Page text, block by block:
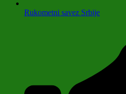
Rukometni savez Srbije